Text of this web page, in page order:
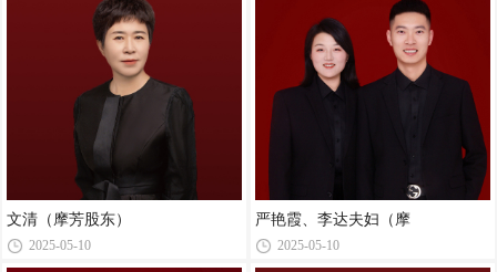
文清（摩芳股东）
2025-05-10
严艳霞、李达夫妇（摩
2025-05-10